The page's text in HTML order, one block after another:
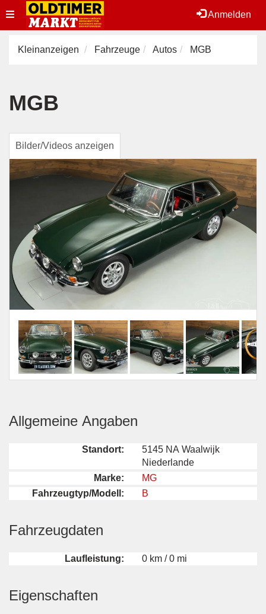
Anmelden
Toggle
navigation
Kleinanzeigen Fahrzeuge Autos MGB
MGB
Bilder/Videos anzeigen
Allgemeine Angaben
Standort:
5145 NA Waalwijk
Niederlande
Marke:
MG
Fahrzeugtyp/Modell:
B
Fahrzeugdaten
Laufleistung: 0 km / 0 mi
Eigenschaften